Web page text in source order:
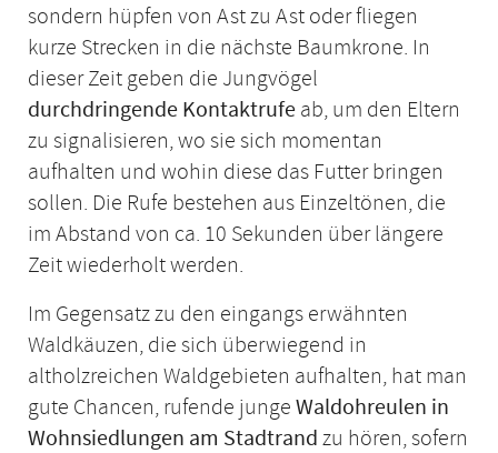
sondern hüpfen von Ast zu Ast oder fliegen
kurze Strecken in die nächste Baumkrone. In
dieser Zeit geben die Jungvögel
durchdringende Kontaktrufe ab, um den Eltern
zu signalisieren, wo sie sich momentan
aufhalten und wohin diese das Futter bringen
sollen. Die Rufe bestehen aus Einzeltönen, die
im Abstand von ca. 10 Sekunden über längere
Zeit wiederholt werden.
Im Gegensatz zu den eingangs erwähnten
Waldkäuzen, die sich überwiegend in
altholzreichen Waldgebieten aufhalten, hat man
gute Chancen, rufende junge Waldohreulen in
Wohnsiedlungen am Stadtrand zu hören, sofern